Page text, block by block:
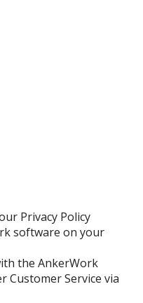
Privacy Policy
software on your
the AnkerWork
Customer Service via